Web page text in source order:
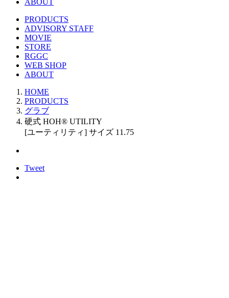
ABOUT
PRODUCTS
ADVISORY STAFF
MOVIE
STORE
RGGC
WEB SHOP
ABOUT
HOME
PRODUCTS
グラブ
硬式 HOH® UTILITY
[ユーティリティ] サイズ 11.75
Tweet